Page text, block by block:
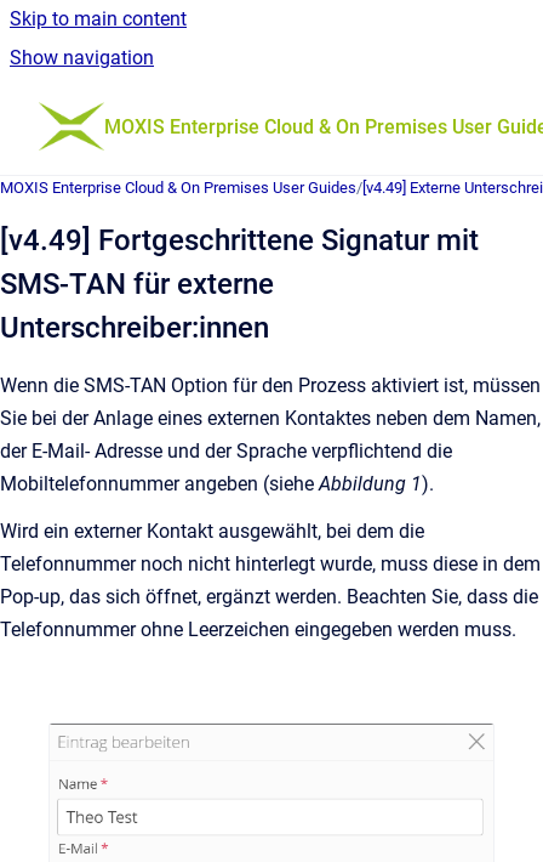
Skip to main content
Show navigation
Go to homepage
MOXIS Enterprise Cloud & On Premises User
MOXIS Enterprise Cloud & On Premises User Guides/ [v4.49] Externe
[v4.49] Fortgeschrittene Signatur mit
SMS-TAN für externe
Unterschreiber:innen
Wenn die SMS-TAN Option für den Prozess aktiviert ist, müssen
Sie bei der Anlage eines externen Kontaktes neben dem Namen,
der E-Mail- Adresse und der Sprache verpflichtend die
Mobiltelefonnummer angeben (sieheAbbildung 1).
Wird ein externer Kontakt ausgewählt, bei dem die
Telefonnummer noch nicht hinterlegt wurde, muss diese in dem
Pop-up, das sich öffnet, ergänzt werden. Beachten Sie, dass die
Telefonnummer ohne Leerzeichen eingegeben werden muss.